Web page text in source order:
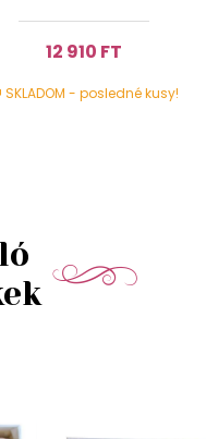
12 910 FT
SKLADOM - posledné kusy!